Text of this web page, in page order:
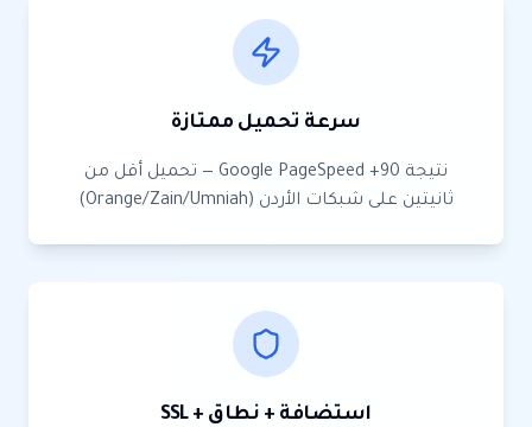
سرعة تحميل ممتازة
نتيجة Google PageSpeed +90 — تحميل أقل من
ثانيتين على شبكات الأردن (Orange/Zain/Umniah)
استضافة + نطاق + SSL